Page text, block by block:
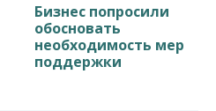
Бизнес попросили
обосновать
необходимость мер
поддержки